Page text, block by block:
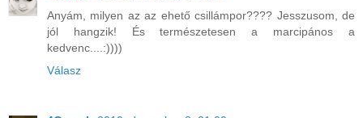
Anyám, milyen az az ehető csillámpor???? Jesszusom, de
jól hangzik! És természetesen a marcipános a
kedvenc....:))))
Válasz